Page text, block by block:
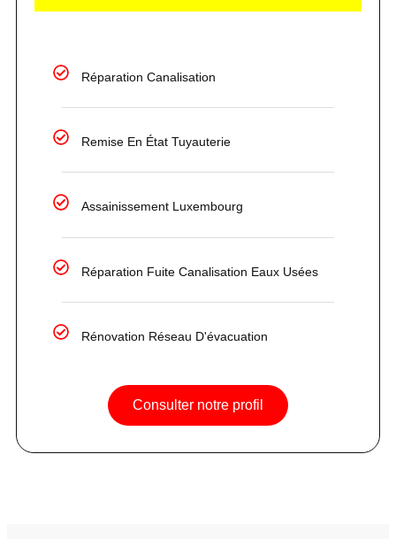
Réparation Canalisation
Remise En État Tuyauterie
Assainissement Luxembourg
Réparation Fuite Canalisation Eaux Usées
Rénovation Réseau D'évacuation
Consulter notre profil